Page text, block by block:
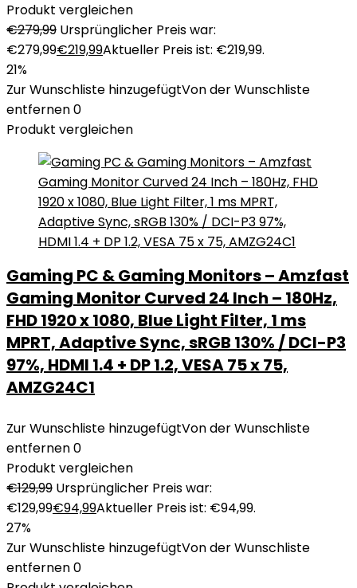
Produkt vergleichen
€279,99 Ursprünglicher Preis war:
€279,99€219,99Aktueller Preis ist: €219,99.
21%
Zur Wunschliste hinzugefügtVon der Wunschliste
entfernen0
Produkt vergleichen
Gaming PC & Gaming Monitors – Amzfast
Gaming Monitor Curved 24 Inch – 180Hz,
FHD 1920 x 1080, Blue Light Filter, 1 ms
MPRT, Adaptive Sync, sRGB 130% / DCI-P3
97%, HDMI 1.4 + DP 1.2, VESA 75 x 75,
AMZG24C1
Zur Wunschliste hinzugefügtVon der Wunschliste
entfernen0
Produkt vergleichen
€129,99 Ursprünglicher Preis war:
€129,99€94,99Aktueller Preis ist: €94,99.
27%
Zur Wunschliste hinzugefügtVon der Wunschliste
entfernen0